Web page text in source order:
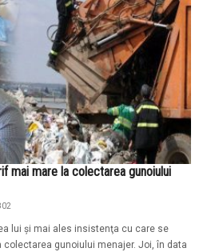
mai mare la colectarea gunoiului
lui şi mai ales insistenţa cu care se
gunoiului menajer. Joi, în data